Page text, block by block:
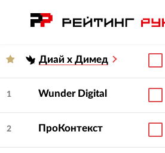
Диай х Димед
1 Wunder Digital
2 ПроКонтекст